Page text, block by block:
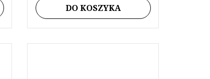
DO KOSZYKA